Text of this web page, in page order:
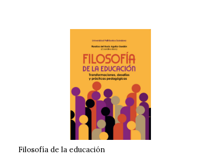
Filosofía de la educación